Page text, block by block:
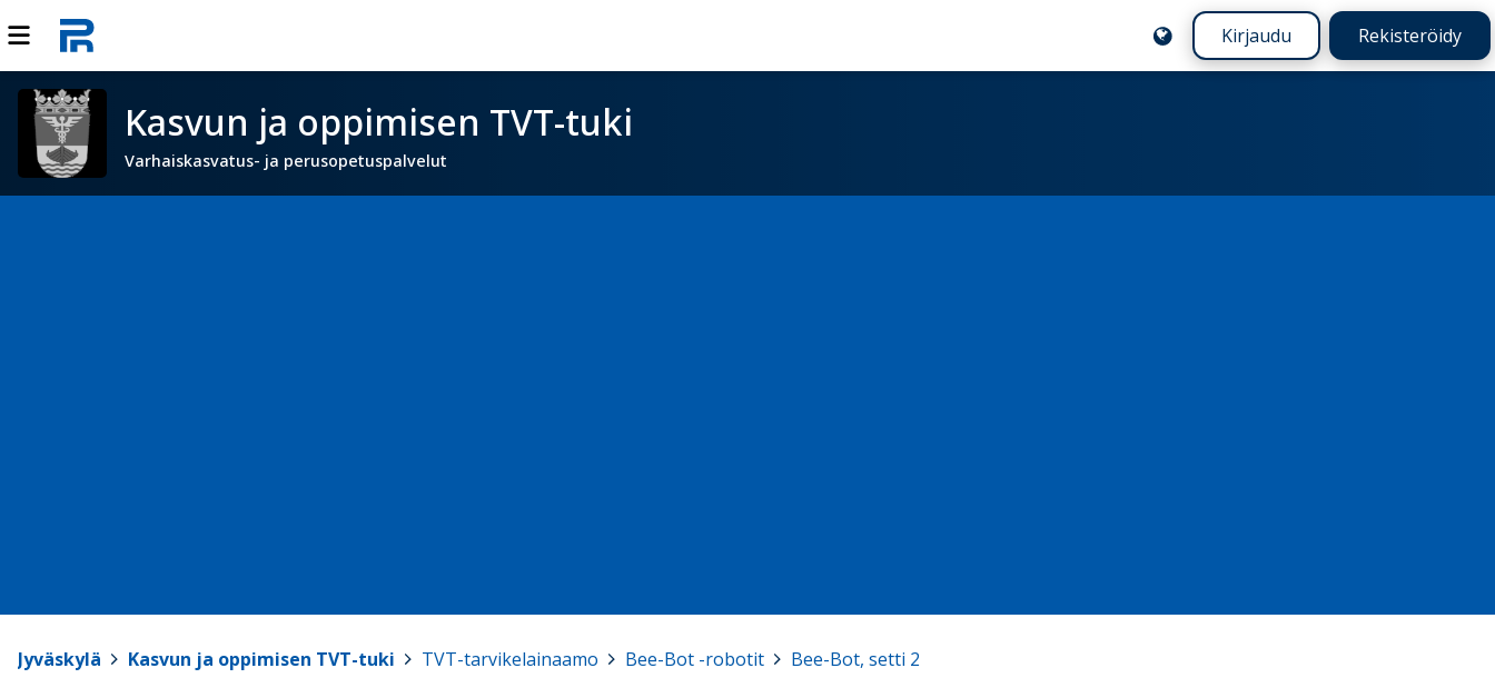
Kirjaudu Rekisteröidy
Kasvun ja oppimisen TVT-tuki
Varhaiskasvatus- ja perusopetuspalvelut
Jyväskylä Kasvun ja oppimisen TVT-tuki TVT-tarvikelainaamo Bee-Bot -robotit Bee-Bot, setti 2